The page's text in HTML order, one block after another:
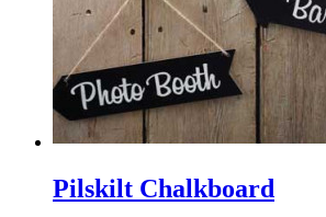
Pilskilt Chalkboard